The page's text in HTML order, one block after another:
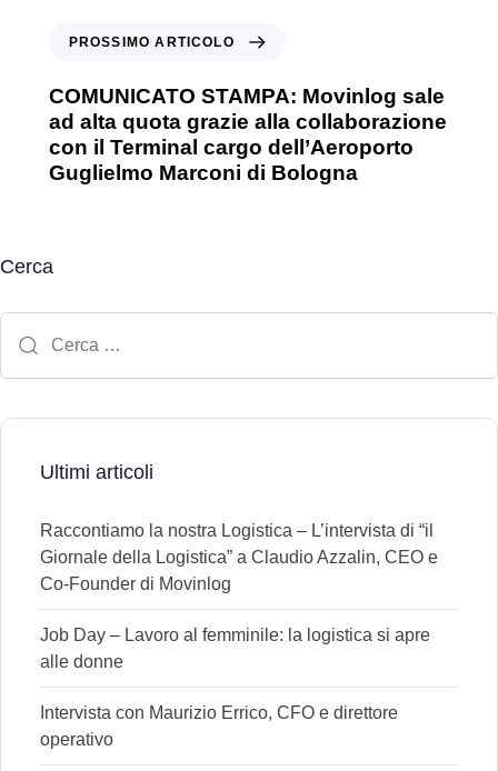
PROSSIMO ARTICOLO
COMUNICATO STAMPA: Movinlog sale
ad alta quota grazie alla collaborazione
con il Terminal cargo dell’Aeroporto
Guglielmo Marconi di Bologna
Cerca
Ultimi articoli
Raccontiamo la nostra Logistica – L’intervista di “il
Giornale della Logistica” a Claudio Azzalin, CEO e
Co-Founder di Movinlog
Job Day – Lavoro al femminile: la logistica si apre
alle donne
Intervista con Maurizio Errico, CFO e direttore
operativo